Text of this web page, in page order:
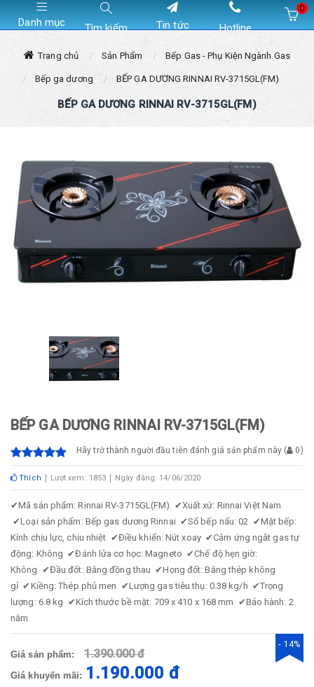
Danh mục Tìm kiếm Tin tức Hotline
0
Trang chủ Sản Phẩm Bếp Gas - Phụ Kiện Ngành Gas
Bếp ga dương BẾP GA DƯƠNG RINNAI RV-3715GL(FM)
BẾP GA DƯƠNG RINNAI RV-3715GL(FM)
BẾP GA DƯƠNG RINNAI RV-3715GL(FM)
Hãy trở thành người đầu tiên đánh giá sản phẩm này ( 0)
Thích Lượt xem: 1853 Ngày đăng: 14/06/2020
✔Mã sản phẩm: Rinnai RV-3715GL(FM) ✔Xuất xứ: Rinnai Việt Nam
✔Loại sản phẩm: Bếp gas dương Rinnai ✔Số bếp nấu: 02 ✔Mặt bếp:
Kính chịu lực, chịu nhiệt ✔Điều khiển: Nút xoay ✔Cảm ứng ngắt gas tự
động: Không ✔Đánh lửa cơ học: Magneto ✔Chế độ hẹn giờ:
Không ✔Đầu đốt: Bằng đồng thau ✔Họng đốt: Bằng thép không
gỉ ✔ Kiềng: Thép phủ men ✔Lượng gas tiêu thụ: 0.38 kg/h ✔Trọng
lượng: 6.8 kg ✔Kích thước bề mặt: 709 x 410 x 168 mm ✔Bảo hành: 2
năm
Giá sản phẩm: 1.390.000 đ
Giá khuyến mãi: 1.190.000 đ
- 14%